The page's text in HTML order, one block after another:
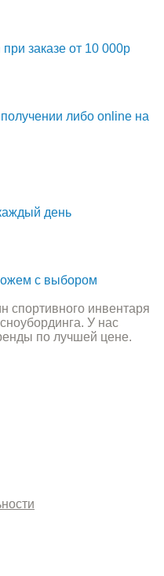
заказе от 10 000р
либо online на
день
с выбором
спортивного инвентаря
У нас
по лучшей цене.